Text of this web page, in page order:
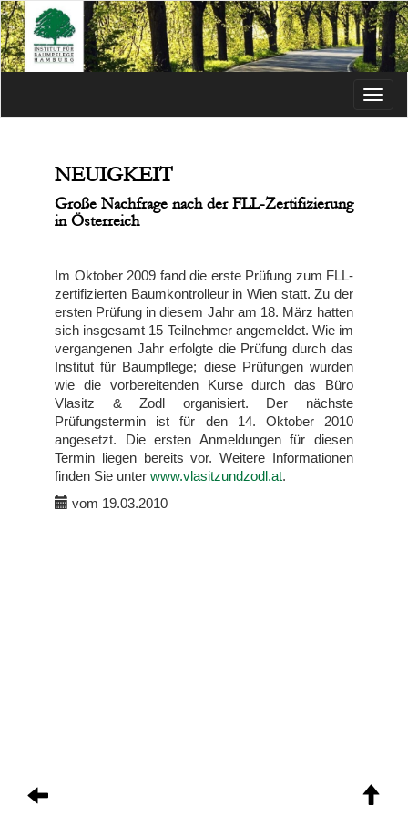
Menü
NEUIGKEIT
Große Nachfrage nach der FLL-Zertifizierung
in Österreich
Im Oktober 2009 fand die erste Prüfung zum FLL-
zertifizierten Baumkontrolleur in Wien statt. Zu der
ersten Prüfung in diesem Jahr am 18. März hatten
sich insgesamt 15 Teilnehmer angemeldet. Wie im
vergangenen Jahr erfolgte die Prüfung durch das
Institut für Baumpflege; diese Prüfungen wurden
wie die vorbereitenden Kurse durch das Büro
Vlasitz & Zodl organisiert. Der nächste
Prüfungstermin ist für den 14. Oktober 2010
angesetzt. Die ersten Anmeldungen für diesen
Termin liegen bereits vor. Weitere Informationen
finden Sie unter www.vlasitzundzodl.at.
vom 19.03.2010